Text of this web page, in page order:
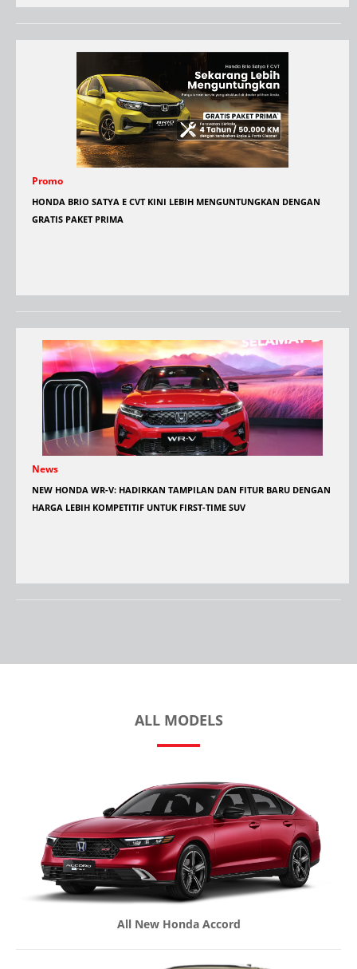
Promo
HONDA BRIO SATYA E CVT KINI LEBIH MENGUNTUNGKAN DENGAN
GRATIS PAKET PRIMA
News
NEW HONDA WR-V: HADIRKAN TAMPILAN DAN FITUR BARU DENGAN
HARGA LEBIH KOMPETITIF UNTUK FIRST-TIME SUV
ALL MODELS
All New Honda Accord